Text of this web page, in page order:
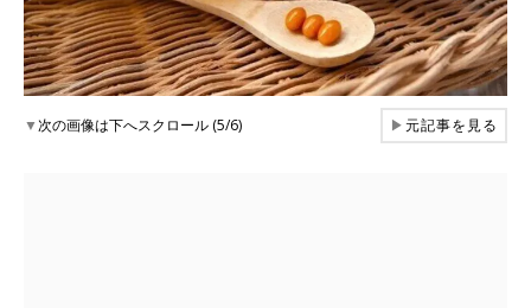
▼次の画像は下へスクロール (5/6) ▶元記事を見る